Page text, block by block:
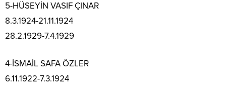
5-HÜSEYİN VASIF ÇINAR
8.3.1924-21.11.1924
28.2.1929-7.4.1929
4-İSMAİL SAFA ÖZLER
6.11.1922-7.3.1924